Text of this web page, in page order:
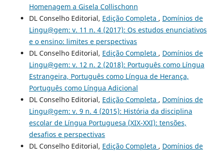
Homenagem a Gisela Collischonn
DL Conselho Editorial, Edição Completa , Domínios de
Lingu@gem: v. 11 n. 4 (2017): Os estudos enunciativos
e o ensino: limites e perspectivas
DL Conselho Editorial, Edição Completa , Domínios de
Lingu@gem: v. 12 n. 2 (2018): Português como Língua
Estrangeira, Português como Língua de Herança,
Português como Língua Adicional
DL Conselho Editorial, Edição Completa , Domínios de
Lingu@gem: v. 9 n. 4 (2015): História da disciplina
escolar de Língua Portuguesa (XIX-XXI): tensões,
desafios e perspectivas
DL Conselho Editorial, Edição Completa , Domínios de